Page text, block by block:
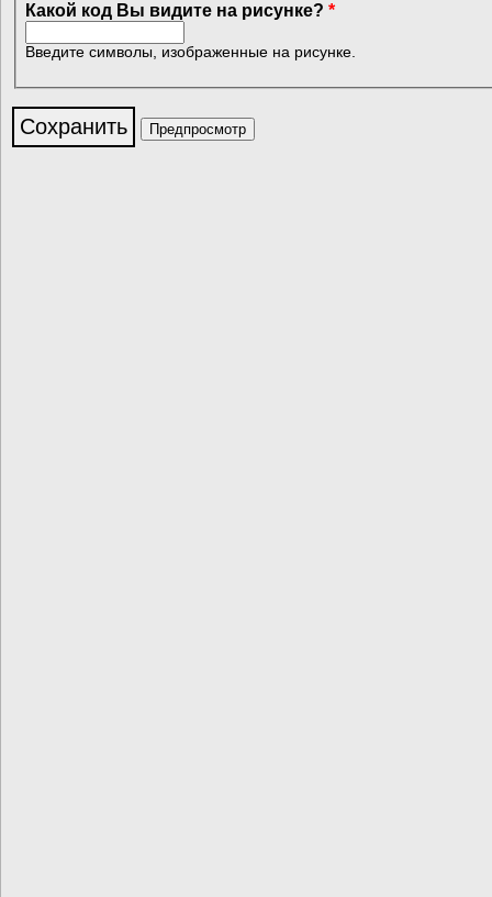
Какой код Вы видите на рисунке? *
Введите символы, изображенные на рисунке.